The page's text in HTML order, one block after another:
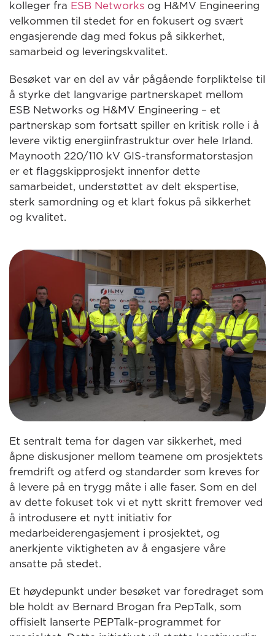
kolleger fra ESB Networks og H&MV Engineering
velkommen til stedet for en fokusert og svært
engasjerende dag med fokus på sikkerhet,
samarbeid og leveringskvalitet.
Besøket var en del av vår pågående forpliktelse til
å styrke det langvarige partnerskapet mellom
ESB Networks og H&MV Engineering – et
partnerskap som fortsatt spiller en kritisk rolle i å
levere viktig energiinfrastruktur over hele Irland.
Maynooth 220/110 kV GIS-transformatorstasjon
er et flaggskipprosjekt innenfor dette
samarbeidet, understøttet av delt ekspertise,
sterk samordning og et klart fokus på sikkerhet
og kvalitet.
Et sentralt tema for dagen var sikkerhet, med
åpne diskusjoner mellom teamene om prosjektets
fremdrift og atferd og standarder som kreves for
å levere på en trygg måte i alle faser. Som en del
av dette fokuset tok vi et nytt skritt fremover ved
å introdusere et nytt initiativ for
medarbeiderengasjement i prosjektet, og
anerkjente viktigheten av å engasjere våre
ansatte på stedet.
Et høydepunkt under besøket var foredraget som
ble holdt av Bernard Brogan fra PepTalk, som
offisielt lanserte PEPTalk-programmet for